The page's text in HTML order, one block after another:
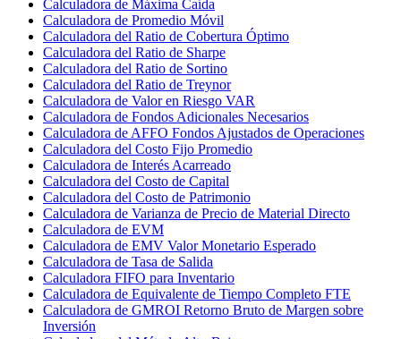
Calculadora de Máxima Caída
Calculadora de Promedio Móvil
Calculadora del Ratio de Cobertura Óptimo
Calculadora del Ratio de Sharpe
Calculadora del Ratio de Sortino
Calculadora del Ratio de Treynor
Calculadora de Valor en Riesgo VAR
Calculadora de Fondos Adicionales Necesarios
Calculadora de AFFO Fondos Ajustados de Operaciones
Calculadora del Costo Fijo Promedio
Calculadora de Interés Acarreado
Calculadora del Costo de Capital
Calculadora del Costo de Patrimonio
Calculadora de Varianza de Precio de Material Directo
Calculadora de EVM
Calculadora de EMV Valor Monetario Esperado
Calculadora de Tasa de Salida
Calculadora FIFO para Inventario
Calculadora de Equivalente de Tiempo Completo FTE
Calculadora de GMROI Retorno Bruto de Margen sobre
Inversión